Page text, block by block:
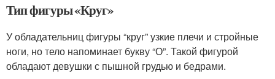
Тип фигуры «Круг»
У обладательниц фигуры “круг” узкие плечи и стройные
ноги, но тело напоминает букву “О”. Такой фигурой
обладают девушки с пышной грудью и бедрами.